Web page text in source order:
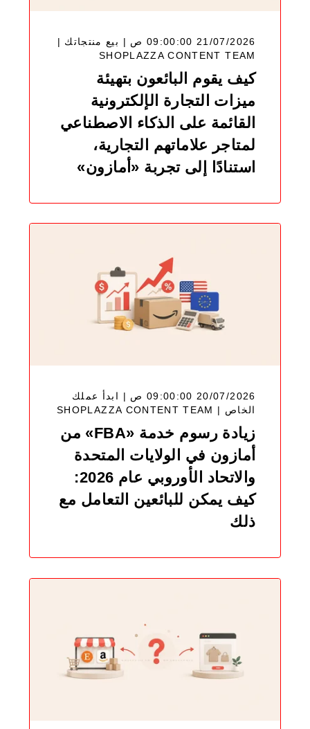
21/07/2026 09:00:00 ص | بيع منتجاتك |
SHOPLAZZA CONTENT TEAM
كيف يقوم البائعون بتهيئة
ميزات التجارة الإلكترونية
القائمة على الذكاء الاصطناعي
لمتاجر علاماتهم التجارية،
استنادًا إلى تجربة «أمازون»
20/07/2026 09:00:00 ص | ابدأ عملك
الخاص |
SHOPLAZZA CONTENT TEAM
زيادة رسوم خدمة «FBA» من
أمازون في الولايات المتحدة
والاتحاد الأوروبي عام 2026:
كيف يمكن للبائعين التعامل مع
ذلك